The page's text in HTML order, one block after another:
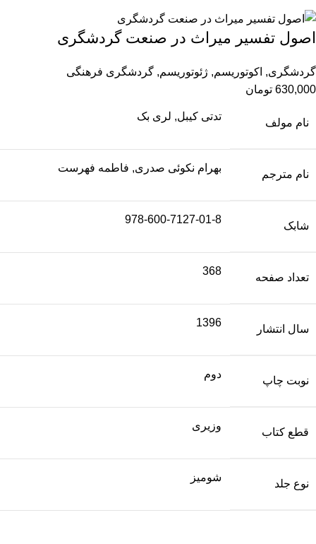
اصول تفسیر میراث در صنعت گردشگری
گردشگری, اکوتوریسم, ژئوتوریسم, گردشگری فرهنگی
630,000 تومان
نام مولف
تدتی کیبل, لری بک
نام مترجم
بهرام نکوئی صدری, فاطمه فهرست
شابک
978-600-7127-01-8
تعداد صفحه
368
سال انتشار
1396
نوبت چاپ
دوم
قطع کتاب
وزیری
نوع جلد
شومیز